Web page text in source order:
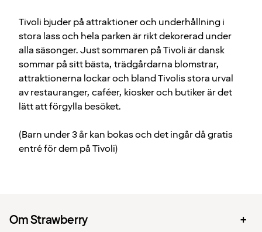
Tivoli bjuder på attraktioner och underhållning i
stora lass och hela parken är rikt dekorerad under
alla säsonger. Just sommaren på Tivoli är dansk
sommar på sitt bästa, trädgårdarna blomstrar,
attraktionerna lockar och bland Tivolis stora urval
av restauranger, caféer, kiosker och butiker är det
lätt att förgylla besöket.
(Barn under 3 år kan bokas och det ingår då gratis
entré för dem på Tivoli)
Om Strawberry